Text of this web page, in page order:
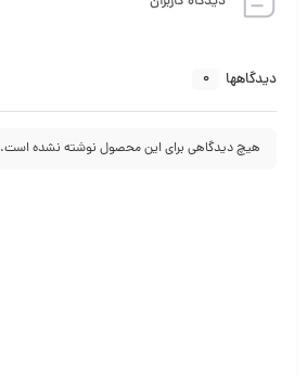
دیدگاهها 0
هیچ دیدگاهی برای این محصول نوشته نشده است.